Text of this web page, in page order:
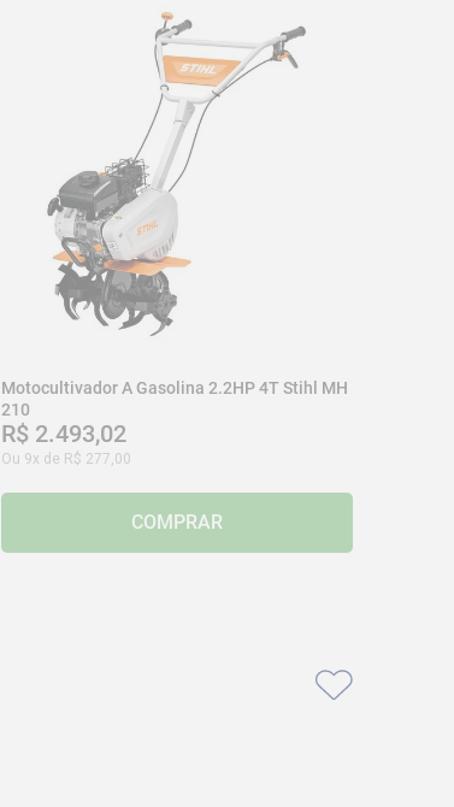
Motocultivador A Gasolina 2.2HP 4T Stihl MH
210
R$ 2.493,02
Ou 9x de R$ 277,00
COMPRAR